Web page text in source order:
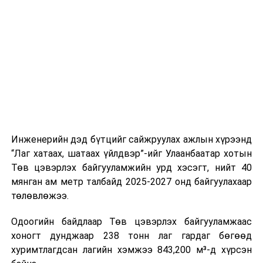
өдөр тутмын ажлын бэлэн байдлыг хангах зэрэг
практик ур чадварыг сургалтын хөтөлбөрт тусгажээ.
Сургалтыг танилцуулах лекц, асуулт-хариулт,
жишээнд суурилсан сургалт, багаар ажиллах дасгал,
танилцах, онцгой нөхцөлд ажиллах дадлага зэрэг
онол, практик хосолсон хэлбэрээр зохион байгуулж
байна.
Инженерийн дэд бүтцийг сайжруулах ажлын хүрээнд
“Лаг хатаах, шатаах үйлдвэр”-ийг Улаанбаатар хотын
Төв цэвэрлэх байгууламжийн урд хэсэгт, нийт 40
мянган ам метр талбайд 2025-2027 онд байгуулахаар
төлөвлөжээ.
Одоогийн байдлаар Төв цэвэрлэх байгууламжаас
хоногт дунджаар 238 тонн лаг гардаг бөгөөд
хуримтлагдсан лагийн хэмжээ 843,200 м³-д хүрсэн